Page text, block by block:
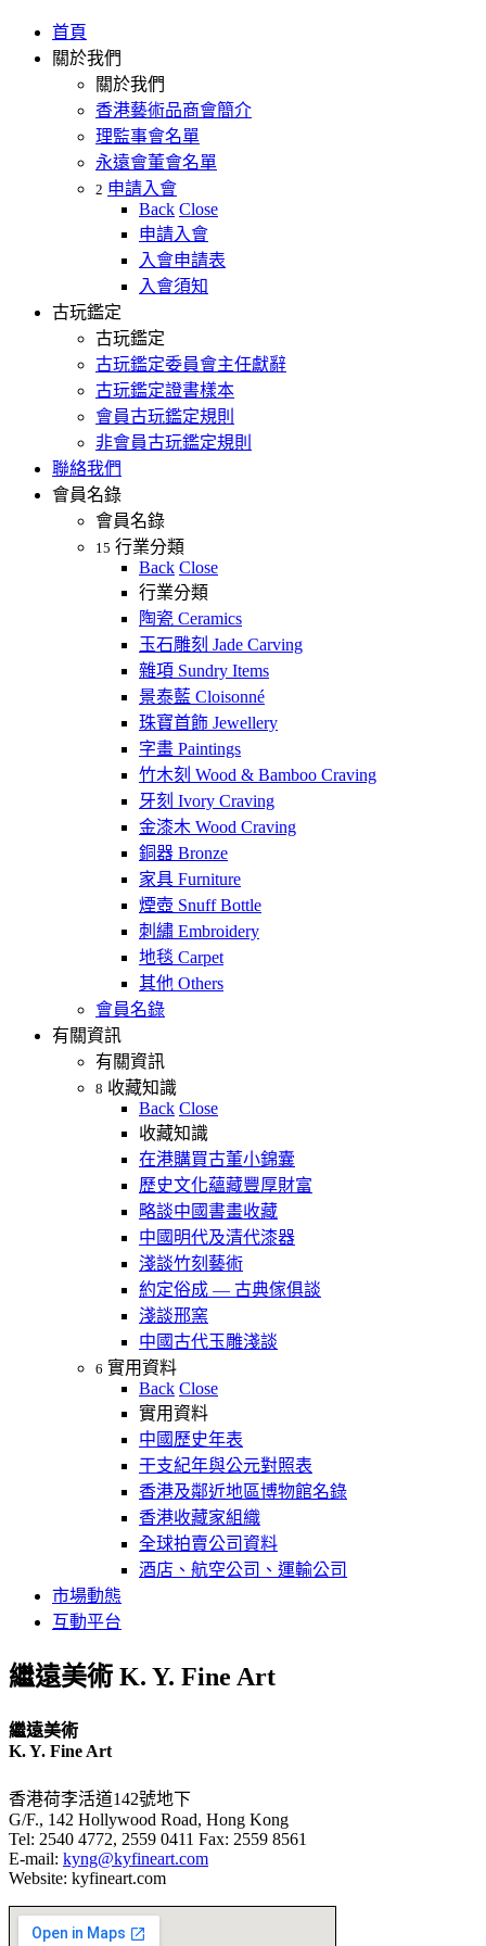
首頁
關於我們
關於我們
香港藝術品商會簡介
理監事會名單
永遠會董會名單
2 申請入會
Back Close
申請入會
入會申請表
入會須知
古玩鑑定
古玩鑑定
古玩鑑定委員會主任獻辭
古玩鑑定證書樣本
會員古玩鑑定規則
非會員古玩鑑定規則
聯絡我們
會員名錄
會員名錄
15 行業分類
Back Close
行業分類
陶瓷 Ceramics
玉石雕刻 Jade Carving
雜項 Sundry Items
景泰藍 Cloisonné
珠寶首飾 Jewellery
字畫 Paintings
竹木刻 Wood & Bamboo Craving
牙刻 Ivory Craving
金漆木 Wood Craving
銅器 Bronze
家具 Furniture
煙壺 Snuff Bottle
刺繡 Embroidery
地毯 Carpet
其他 Others
會員名錄
有關資訊
有關資訊
8 收藏知識
Back Close
收藏知識
在港購買古董小錦囊
歷史文化蘊藏豐厚財富
略談中國書畫收藏
中國明代及清代漆器
淺談竹刻藝術
約定俗成 — 古典傢俱談
淺談邢窯
中國古代玉雕淺談
6 實用資料
Back Close
實用資料
中國歷史年表
干支紀年與公元對照表
香港及鄰近地區博物館名錄
香港收藏家組織
全球拍賣公司資料
酒店、航空公司、運輸公司
市場動態
互動平台
繼遠美術 K. Y. Fine Art
繼遠美術
K. Y. Fine Art
香港荷李活道142號地下
G/F., 142 Hollywood Road, Hong Kong
Tel: 2540 4772, 2559 0411 Fax: 2559 8561
E-mail: kyng@kyfineart.com
Website: kyfineart.com